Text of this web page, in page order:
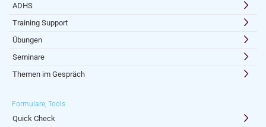
ADHS
Training Support
Übungen
Seminare
Themen im Gespräch
Formulare, Tools
Quick Check